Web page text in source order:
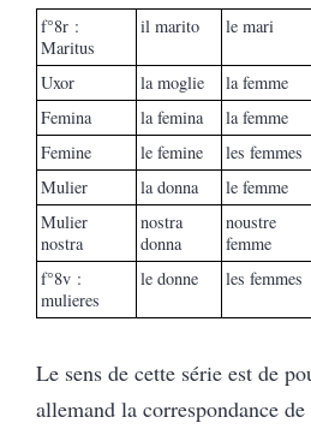
f°8r :
Maritus
il marito le mari
Uxor la moglie la femme
Femina
la femina la femme
Femine
le femine les femmes
Mulier
la donna le femme
Mulier
nostra
nostra
donna
noustre
femme
f°8v :
mulieres
le donne les femmes
Le sens de cette série est de
allemand la correspondance